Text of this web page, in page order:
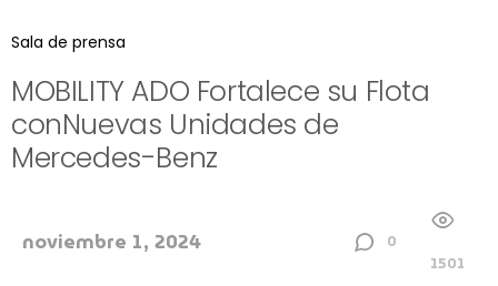
Sala de prensa
MOBILITY ADO Fortalece su Flota
conNuevas Unidades de
Mercedes-Benz
noviembre 1, 2024
0
1501